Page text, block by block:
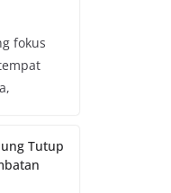
fokus
Tutup